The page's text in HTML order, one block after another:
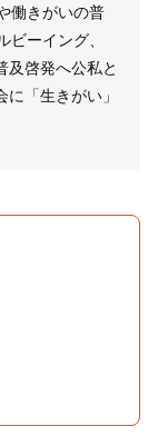
働きがいの普
ーイング、
及啓発へ公私と
「生きがい」